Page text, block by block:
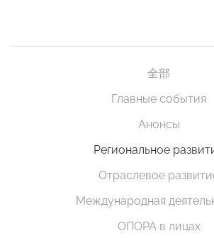
全部
Главные события
Анонсы
Региональное
Отраслевое
Международная
ОПОРА в лицах